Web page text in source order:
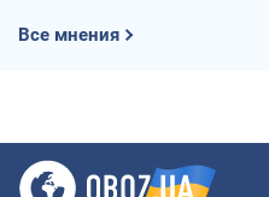
Все мнения